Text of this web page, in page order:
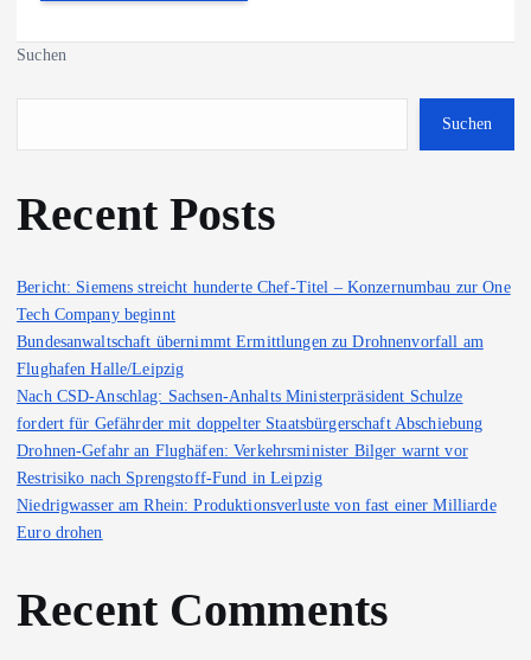
Suchen
Suchen
Recent Posts
Bericht: Siemens streicht hunderte Chef-Titel – Konzernumbau zur One
Tech Company beginnt
Bundesanwaltschaft übernimmt Ermittlungen zu Drohnenvorfall am
Flughafen Halle/Leipzig
Nach CSD-Anschlag: Sachsen-Anhalts Ministerpräsident Schulze
fordert für Gefährder mit doppelter Staatsbürgerschaft Abschiebung
Drohnen-Gefahr an Flughäfen: Verkehrsminister Bilger warnt vor
Restrisiko nach Sprengstoff-Fund in Leipzig
Niedrigwasser am Rhein: Produktionsverluste von fast einer Milliarde
Euro drohen
Recent Comments